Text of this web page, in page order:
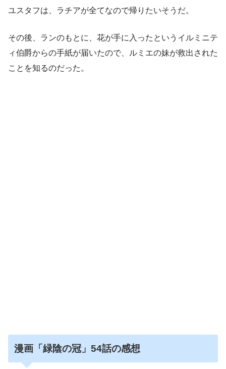
ユスタフは、ラチアが全てなので帰りたいそうだ。
その後、ランのもとに、花が手に入ったというイルミニテ
ィ伯爵からの手紙が届いたので、ルミエの妹が救出された
ことを知るのだった。
漫画「緑陰の冠」54話の感想